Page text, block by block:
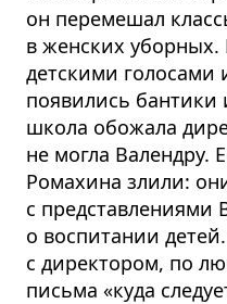
он перемешал
в женских уборных.
детскими голосами
появились
школа обожала
не могла Валендру.
Ромахина злили:
с
о воспитании
с директором, по
письма «куда